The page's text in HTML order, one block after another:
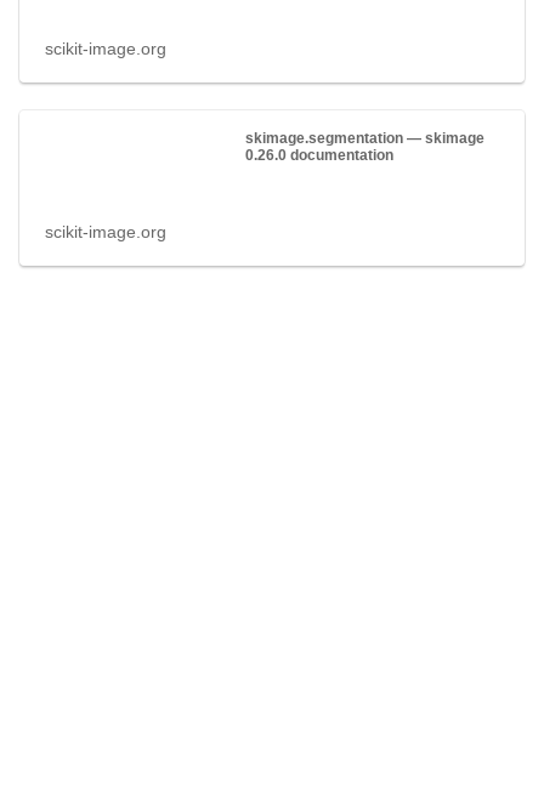
scikit-image.org
skimage.segmentation — skimage
0.26.0 documentation
scikit-image.org